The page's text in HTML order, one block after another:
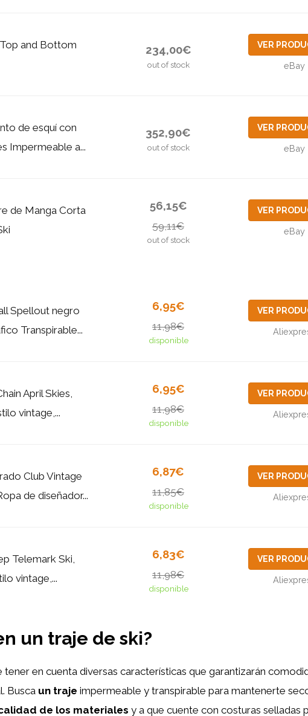
and Bottom
234,00€
out of stock
VER
eBay
de esquí con
Impermeable a...
352,90€
out of stock
VER
eBay
de Manga Corta
56,15€
59,11€
out of stock
VER
eBay
Spellout negro
Transpirable...
6,95€
11,98€
disponible
VER
April Skies,
vintage,...
6,95€
11,98€
disponible
VER
Club Vintage
de diseñador...
6,87€
11,85€
disponible
VER
Telemark Ski,
vintage,...
6,83€
11,98€
disponible
VER
un traje de ski?
tener en cuenta diversas características que garantizarán
Busca un traje impermeable y transpirable para mantenerte
de los materiales y a que cuente con costuras selladas